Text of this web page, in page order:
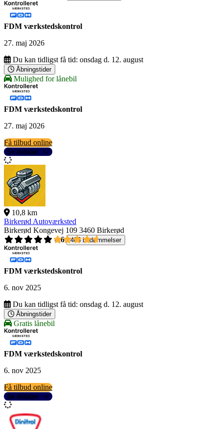
FDM værkstedskontrol
27. maj 2026
Du kan tidligst få tid: onsdag d. 12. august
Åbningstider
Mulighed for lånebil
FDM værkstedskontrol
27. maj 2026
Få tilbud online
Se detaljer
10,8 km
Birkerød Autoværksted
Birkerød Kongevej 109 3460 Birkerød
4,6
405 bedømmelser
FDM værkstedskontrol
6. nov 2025
Du kan tidligst få tid: onsdag d. 12. august
Åbningstider
Gratis lånebil
FDM værkstedskontrol
6. nov 2025
Få tilbud online
Se detaljer